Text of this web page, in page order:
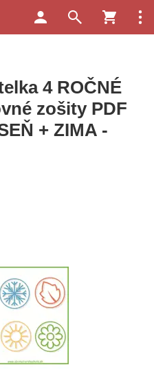
4 ROČNÉ
zošity PDF
+ ZIMA -